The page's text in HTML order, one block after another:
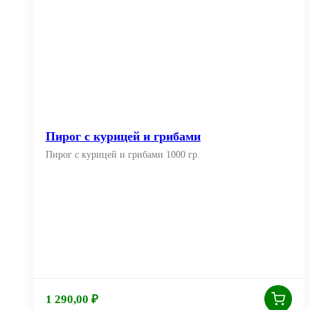
Пирог с курицей и грибами
Пирог с курицей и грибами 1000 гр.
1 290,00 ₽